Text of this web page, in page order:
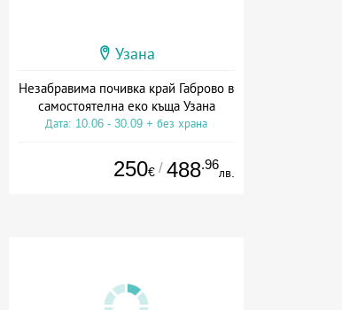
Узана
Незабравима почивка край Габрово в
самостоятелна еко къща Узана
Дата: 10.06 - 30.09 + без храна
250€ / 488.96
лв.